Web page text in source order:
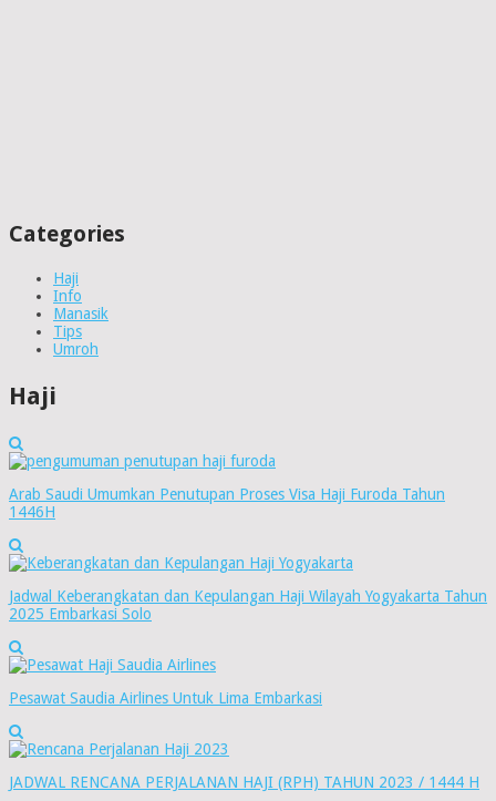
Categories
Haji
Info
Manasik
Tips
Umroh
Haji
Arab Saudi Umumkan Penutupan Proses Visa Haji Furoda Tahun
1446H
Jadwal Keberangkatan dan Kepulangan Haji Wilayah Yogyakarta Tahun
2025 Embarkasi Solo
Pesawat Saudia Airlines Untuk Lima Embarkasi
JADWAL RENCANA PERJALANAN HAJI (RPH) TAHUN 2023 / 1444 H